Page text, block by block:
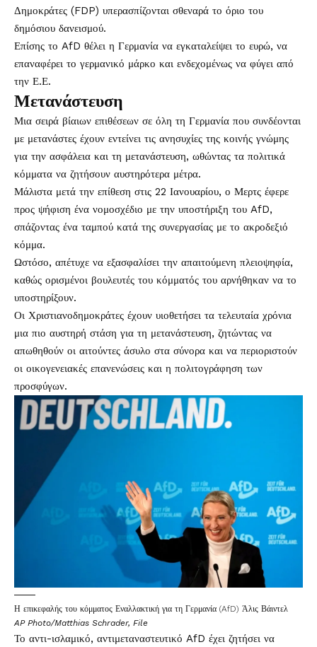
Δημοκράτες (FDP) υπερασπίζονται σθεναρά το όριο του
δημόσιου δανεισμού.
Επίσης το AfD θέλει η Γερμανία να εγκαταλείψει το ευρώ, να
επαναφέρει το γερμανικό μάρκο και ενδεχομένως να φύγει από
την Ε.Ε.
Μετανάστευση
Μια σειρά βίαιων επιθέσεων σε όλη τη Γερμανία που συνδέονται
με μετανάστες έχουν εντείνει τις ανησυχίες της κοινής γνώμης
για την ασφάλεια και τη μετανάστευση, ωθώντας τα πολιτικά
κόμματα να ζητήσουν αυστηρότερα μέτρα.
Μάλιστα μετά την επίθεση στις 22 Ιανουαρίου, ο Μερτς έφερε
προς ψήφιση ένα νομοσχέδιο με την υποστήριξη του AfD,
σπάζοντας ένα ταμπού κατά της συνεργασίας με το ακροδεξιό
κόμμα.
Ωστόσο, απέτυχε να εξασφαλίσει την απαιτούμενη πλειοψηφία,
καθώς ορισμένοι βουλευτές του κόμματός του αρνήθηκαν να το
υποστηρίξουν.
Οι Χριστιανοδημοκράτες έχουν υιοθετήσει τα τελευταία χρόνια
μια πιο αυστηρή στάση για τη μετανάστευση, ζητώντας να
απωθηθούν οι αιτούντες άσυλο στα σύνορα και να περιοριστούν
οι οικογενειακές επανενώσεις και η πολιτογράφηση των
προσφύγων.
Η επικεφαλής του κόμματος Εναλλακτική για τη Γερμανία (AfD) Άλις Βάιντελ
AP Photo/Matthias Schrader, File
Το αντι-ισλαμικό, αντιμεταναστευτικό AfD έχει ζητήσει να